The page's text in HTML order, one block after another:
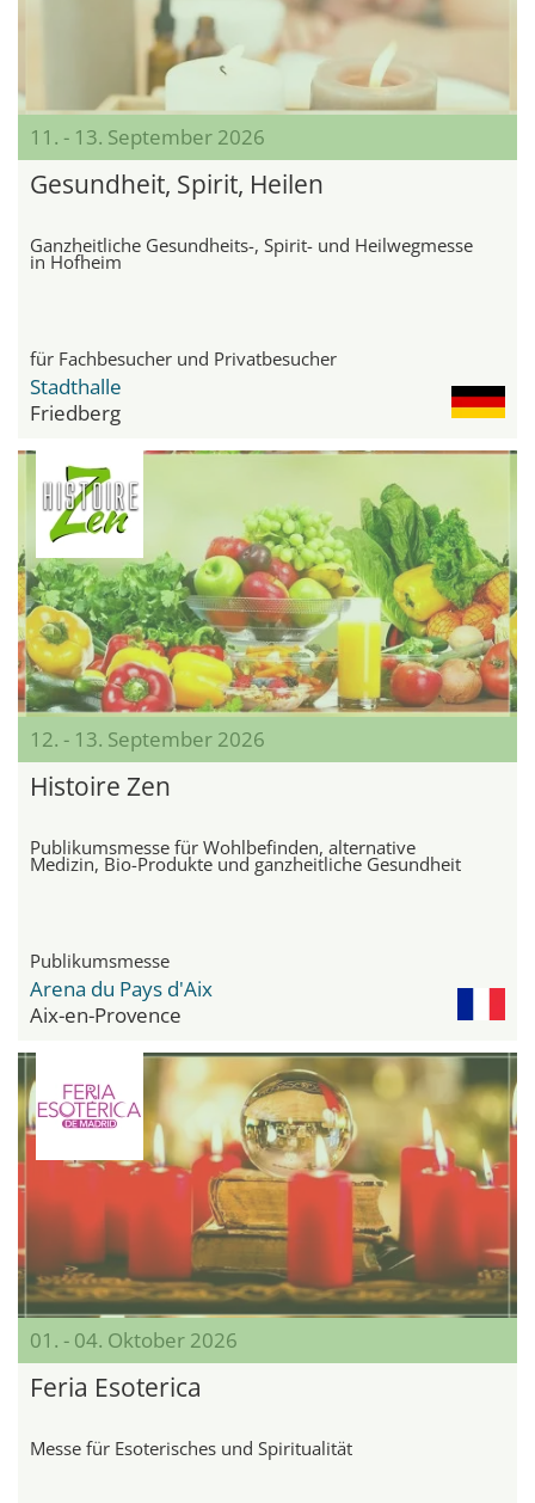
11. - 13. September 2026
Gesundheit, Spirit, Heilen
Ganzheitliche Gesundheits-, Spirit- und Heilwegmesse
in Hofheim
für Fachbesucher und Privatbesucher
Stadthalle
Friedberg
12. - 13. September 2026
Histoire Zen
Publikumsmesse für Wohlbefinden, alternative
Medizin, Bio-Produkte und ganzheitliche Gesundheit
Publikumsmesse
Arena du Pays d'Aix
Aix-en-Provence
01. - 04. Oktober 2026
Feria Esoterica
Messe für Esoterisches und Spiritualität